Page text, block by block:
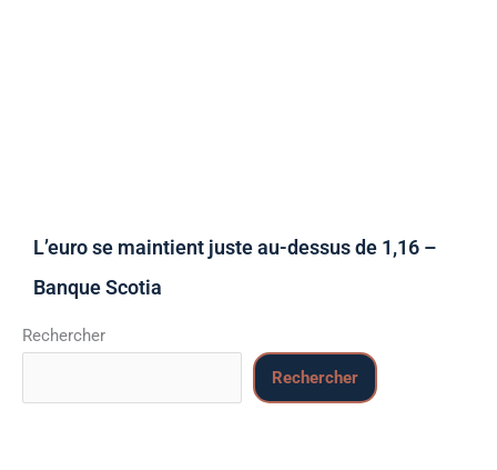
L’euro se maintient juste au-dessus de 1,16 –
Banque Scotia
Rechercher
Rechercher